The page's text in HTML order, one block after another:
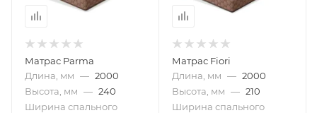
Матрас Parma
Длина, мм — 2000
Высота, мм — 240
Ширина спального
Матрас Fiori
Длина, мм — 2000
Высота, мм — 210
Ширина спального